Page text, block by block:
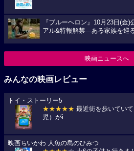
『ブルーヘロン』10月23日(金
アル&特報解禁―ある家族を巡
映画ニュースへ
みんなの映画レビュー
トイ・ストーリー5
★★★★★ 最近街を歩いてい
児）がi...
映画ちいかわ 人魚の島のひみつ